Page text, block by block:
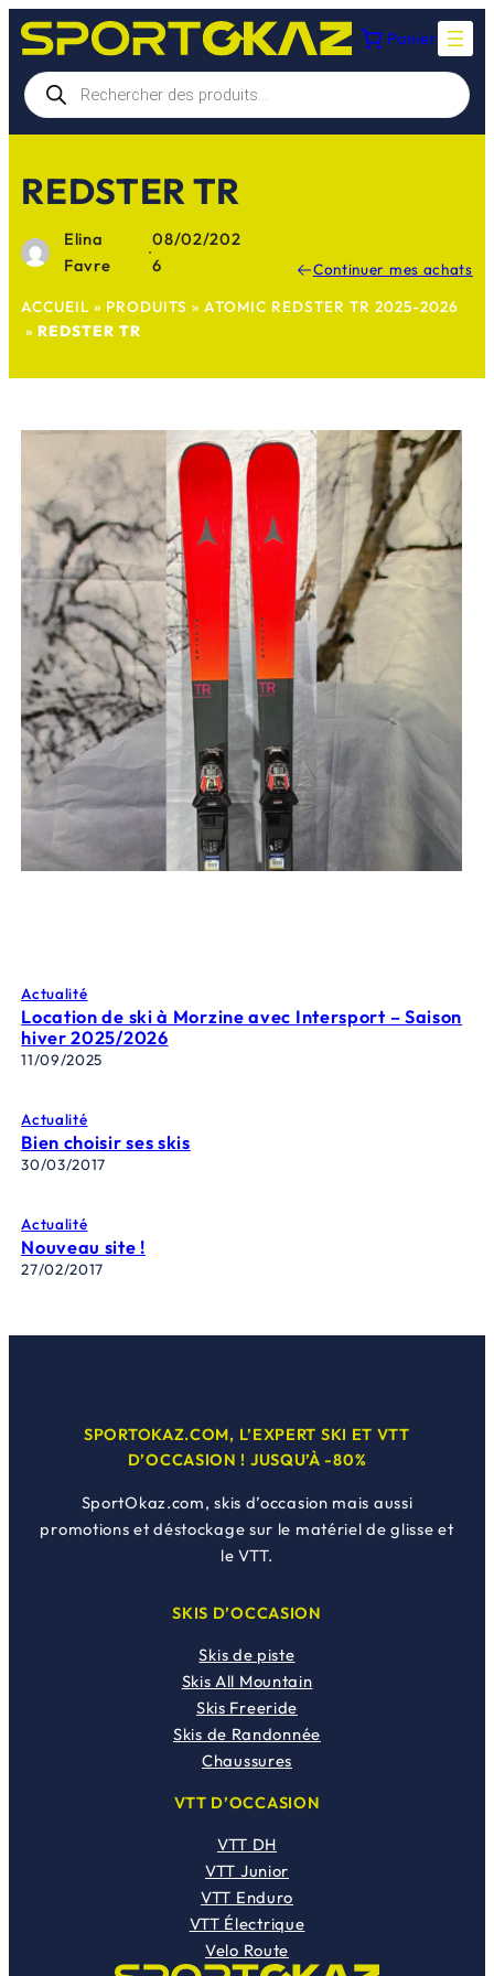
Aller
au
contenu
Panier
Recherche
de
produits
REDSTER TR
Elina
Favre
·
08/02/202
6
Continuer mes achats
ACCUEIL » PRODUITS » ATOMIC REDSTER TR 2025-2026
» REDSTER TR
Actualité
Location de ski à Morzine avec Intersport – Saison
hiver 2025/2026
11/09/2025
Actualité
Bien choisir ses skis
30/03/2017
Actualité
Nouveau site !
27/02/2017
SPORTOKAZ.COM, L’EXPERT SKI ET VTT
D’OCCASION ! JUSQU’À -80%
SportOkaz.com, skis d’occasion mais aussi
promotions et déstockage sur le matériel de glisse et
le VTT.
SKIS D’OCCASION
Skis de piste
Skis All Mountain
Skis Freeride
Skis de Randonnée
Chaussures
VTT D’OCCASION
VTT DH
VTT Junior
VTT Enduro
VTT Électrique
Velo Route